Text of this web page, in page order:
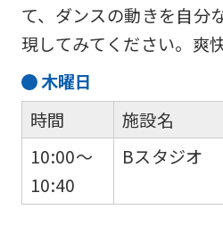
て、ダンスの動きを自分
現してみてください。爽
木曜日
時間
10:00～
10:40
施設名
Bスタジオ